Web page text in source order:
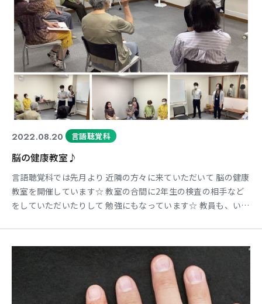
2022.08.20 言語聴覚科
脳の健康教室♪
言語聴覚科では先月より 近隣の方々に来ていただいて 脳の健康
教室を開催しています☆ 教室の合間に2年生の検査の相手など
をしていただいたりして 勉強にもなっています☆ 教員も、いろ
す。